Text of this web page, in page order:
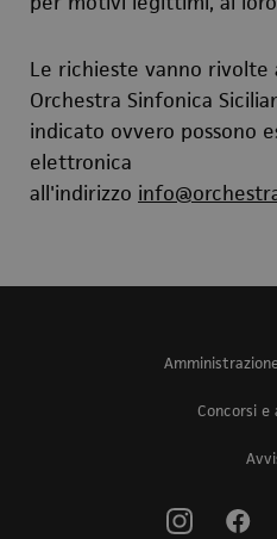
Le richieste vanno rivolte
Orchestra Sinfonica
indicato ovvero possono
elettronica
all'indirizzo
Concorsi e